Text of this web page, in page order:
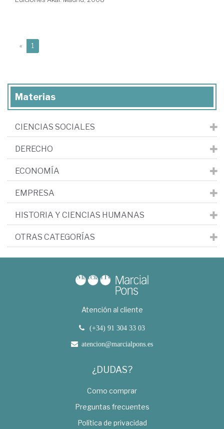
« 1
Materias
CIENCIAS SOCIALES
DERECHO
ECONOMÍA
EMPRESA
HISTORIA Y CIENCIAS HUMANAS
OTRAS CATEGORÍAS
Atención al cliente
(+34) 91 304 33 03
atencion@marcialpons.es
¿DUDAS?
Como comprar
Preguntas frecuentes
Política de privacidad